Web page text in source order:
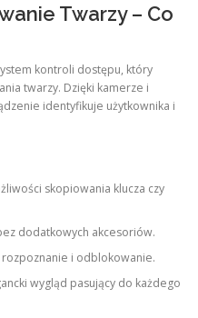
Twarzy – Co
kontroli dostępu, który
twarzy. Dzięki kamerze i
identyfikuje użytkownika i
skopiowania klucza czy
dodatkowych akcesoriów.
i odblokowanie.
wygląd pasujący do każdego